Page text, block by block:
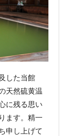
した当館
天然硫黄温
に残る思い
ます。精一
申し上げて